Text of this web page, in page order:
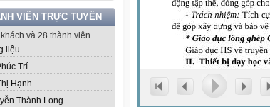
VIÊN TRỰC TUYẾN
và 28 thành viên
liệu
Trí
Hạnh
Thành Long